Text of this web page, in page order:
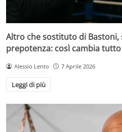
Altro che sostituto di Bastoni,
prepotenza: così cambia tutto
Alessio Lento 7 Aprile 2026
Leggi di più